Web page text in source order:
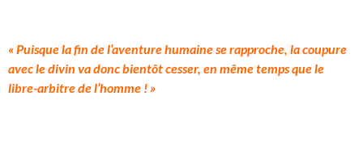
« Puisque la fin de l’aventure humaine se rapproche, la coupure
avec le divin va donc bientôt cesser, en même temps que le
libre-arbitre de l’homme ! »